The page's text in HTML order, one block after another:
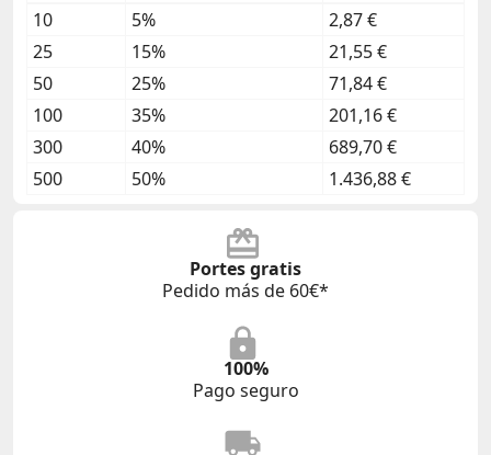
10
5%
2,87 €
25
15%
21,55 €
50
25%
71,84 €
100
35%
201,16 €
300
40%
689,70 €
500
50% 1.436,88 €
Portes gratis
Pedido más de 60€*
100%
Pago seguro